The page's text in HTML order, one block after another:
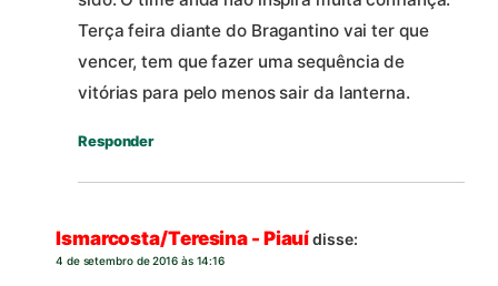
Terça feira diante do Bragantino vai ter que
vencer, tem que fazer uma sequência de
vitórias para pelo menos sair da lanterna.
Responder
Ismarcosta/Teresina - Piauídisse:
4 de setembro de 2016 às 14:16